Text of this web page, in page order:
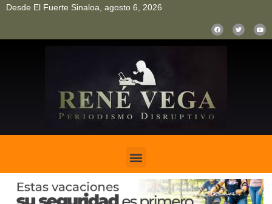
Desde El Fuerte Sinaloa, agosto 6, 2026